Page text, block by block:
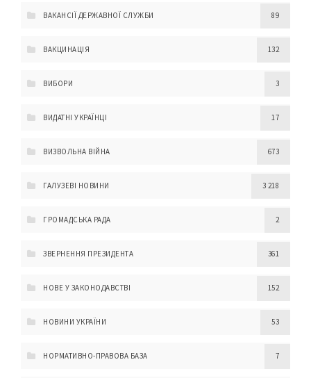
ВАКАНСІЇ ДЕРЖАВНОЇ СЛУЖБИ 89
ВАКЦИНАЦІЯ 132
ВИБОРИ 3
ВИДАТНІ УКРАЇНЦІ 17
ВИЗВОЛЬНА ВІЙНА 673
ГАЛУЗЕВІ НОВИНИ 3 218
ГРОМАДСЬКА РАДА 2
ЗВЕРНЕННЯ ПРЕЗИДЕНТА 361
НОВЕ У ЗАКОНОДАВСТВІ 152
НОВИНИ УКРАЇНИ 53
НОРМАТИВНО-ПРАВОВА БАЗА 7